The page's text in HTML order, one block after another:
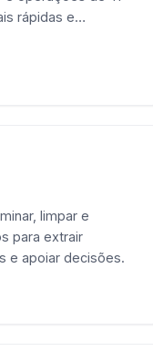
rápidas e
limpar e
para extrair
e apoiar decisões.